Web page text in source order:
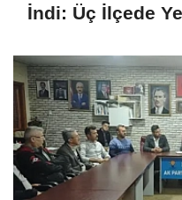
İndi: Üç İlçede